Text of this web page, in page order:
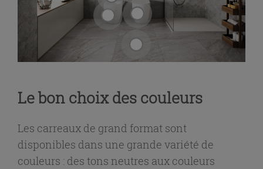
Le bon choix des couleurs
Les carreaux de grand format sont
disponibles dans une grande variété de
couleurs : des tons neutres aux couleurs